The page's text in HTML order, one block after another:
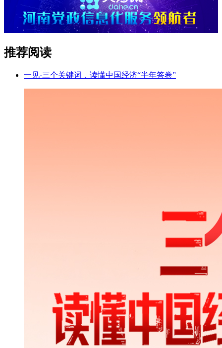
推荐阅读
一见·三个关键词，读懂中国经济“半年答卷”